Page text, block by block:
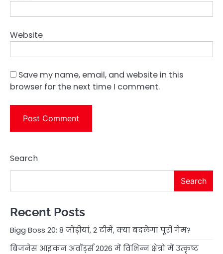
Website
Save my name, email, and website in this
browser for the next time I comment.
Search
Search
Recent Posts
Bigg Boss 20: 8 जोड़ीयां, 2 टीमें, क्या बदलेगा पूरी गेम?
बिजनेस आइकन अवॉर्ड्स 2026 में विभिन्न क्षेत्रों में उत्कृष्ट